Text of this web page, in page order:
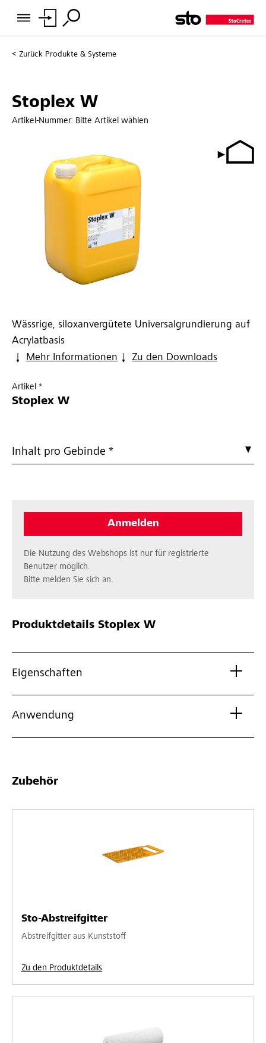
Zurück Produkte & Systeme
Stoplex W
Artikel-Nummer: Bitte Artikel wählen
Wässrige, siloxanvergütete Universalgrundierung auf
Acrylatbasis
Mehr Informationen
Zu den Downloads
Artikel *
Stoplex W
Inhalt pro Gebinde *
Anmelden
Die Nutzung des Webshops ist nur für registrierte
Benutzer möglich.
Bitte melden Sie sich an.
Produktdetails Stoplex W
Eigenschaften
Anwendung
Zubehör
Sto-Abstreifgitter
Abstreifgitter aus Kunststoff
Zu den Produktdetails